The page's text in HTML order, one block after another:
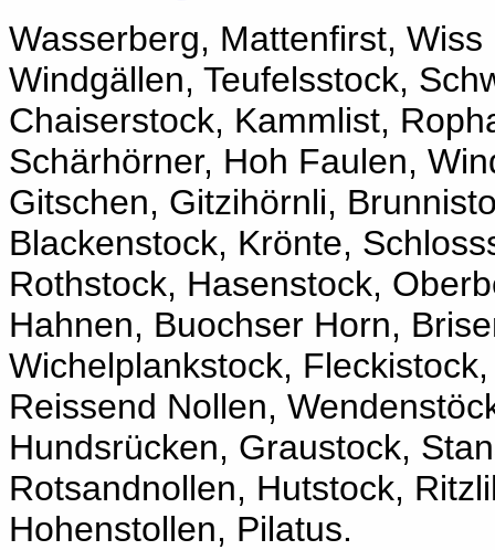
Wasserberg, Mattenfirst,
Windgällen, Teufelsstock,
Chaiserstock, Kammlist,
Schärhörner, Hoh Faulen,
Gitschen, Gitzihörnli,
Blackenstock, Krönte,
Rothstock, Hasenstock,
Hahnen, Buochser Horn,
Wichelplankstock,
Reissend Nollen,
Hundsrücken, Graustock,
Rotsandnollen, Hutstock,
Hohenstollen, Pilatus.